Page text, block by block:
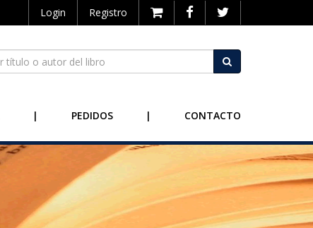
Login Registro
| PEDIDOS | CONTACTO